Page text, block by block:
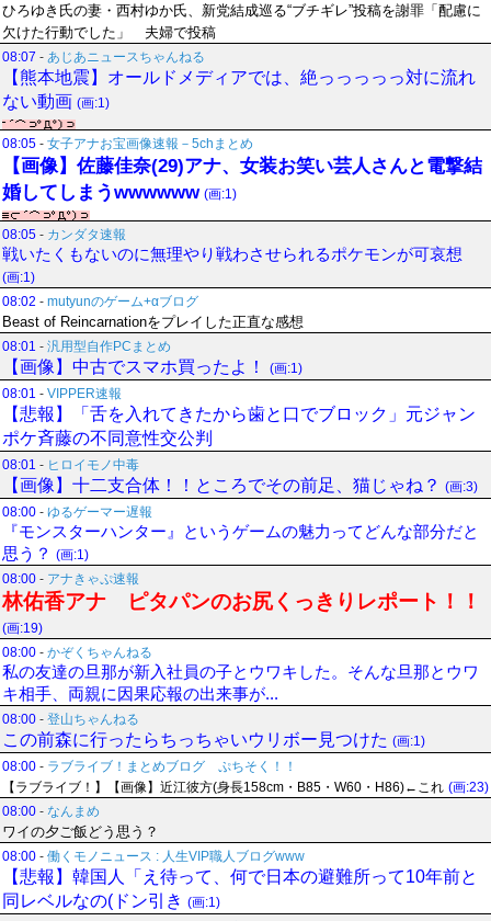
ひろゆき氏の妻・西村ゆか氏、新党結成巡る“ブチギレ”投稿を謝罪「配慮に
欠けた行動でした」 夫婦で投稿
08:07 - あじあニュースちゃんねる
【熊本地震】オールドメディアでは、絶っっっっっ対に流れ
ない動画 (画:1)
08:05 - 女子アナお宝画像速報－5chまとめ
【画像】佐藤佳奈(29)アナ、女装お笑い芸人さんと電撃結
婚してしまうwwwwww (画:1)
08:05 - カンダタ速報
戦いたくもないのに無理やり戦わさせられるポケモンが可哀想
(画:1)
08:02 - mutyunのゲーム+αブログ
Beast of Reincarnationをプレイした正直な感想
08:01 - 汎用型自作PCまとめ
【画像】中古でスマホ買ったよ！
(画:1)
08:01 - VIPPER速報
【悲報】「舌を入れてきたから歯と口でブロック」元ジャン
ポケ斉藤の不同意性交公判
08:01 - ヒロイモノ中毒
【画像】十二支合体！！ところでその前足、猫じゃね？ (画:3)
08:00 - ゆるゲーマー遅報
『モンスターハンター』というゲームの魅力ってどんな部分だと
思う？ (画:1)
08:00 - アナきゃぷ速報
林佑香アナ ピタパンのお尻くっきりレポート！！
(画:19)
08:00 - かぞくちゃんねる
私の友達の旦那が新入社員の子とウワキした。そんな旦那とウワ
キ相手、両親に因果応報の出来事が...
08:00 - 登山ちゃんねる
この前森に行ったらちっちゃいウリボー見つけた (画:1)
08:00 - ラブライブ！まとめブログ ぷちそく！！
【ラブライブ！】【画像】近江彼方(身長158cm・B85・W60・H86)←これ (画:23)
08:00 - なんまめ
ワイの夕ご飯どう思う？
08:00 - 働くモノニュース : 人生VIP職人ブログwww
【悲報】韓国人「え待って、何で日本の避難所って10年前と
同レベルなの(ドン引き (画:1)